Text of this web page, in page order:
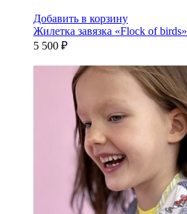
Добавить в корзину
Жилетка завязка «Flock of birds»
5 500 ₽